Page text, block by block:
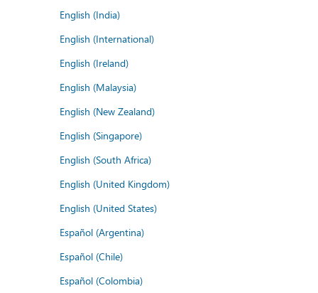
English (India)
English (International)
English (Ireland)
English (Malaysia)
English (New Zealand)
English (Singapore)
English (South Africa)
English (United Kingdom)
English (United States)
Español (Argentina)
Español (Chile)
Español (Colombia)